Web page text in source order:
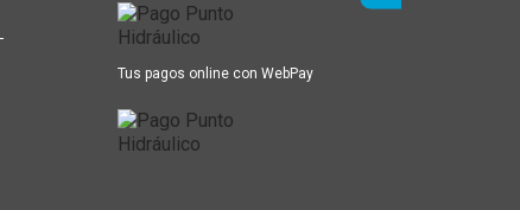
Tus pagos online con WebPay